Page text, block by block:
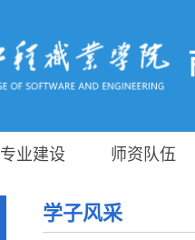
专业建设 师资队伍
学子风采